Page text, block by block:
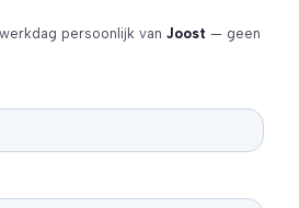
persoonlijk van Joost — geen